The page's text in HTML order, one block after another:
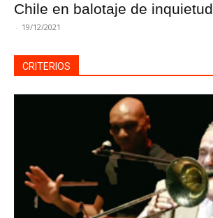
Chile en balotaje de inquietud
- 19/12/2021
CRITERIOS